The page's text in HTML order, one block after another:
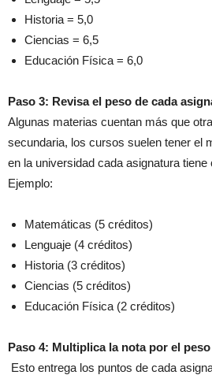
Historia = 5,0
Ciencias = 6,5
Educación Física = 6,0
Paso 3: Revisa el peso de cada
Algunas materias cuentan más que
secundaria, los cursos suelen tener el
en la universidad cada asignatura tiene
Ejemplo:
Matemáticas (5 créditos)
Lenguaje (4 créditos)
Historia (3 créditos)
Ciencias (5 créditos)
Educación Física (2 créditos)
Paso 4: Multiplica la nota por el
Esto entrega los puntos de cada